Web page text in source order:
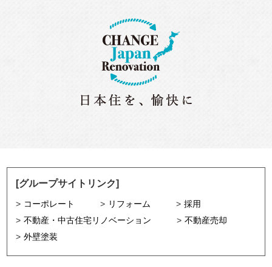
[グループサイトリンク]
コーポレート リフォーム
採用
不動産・中古住宅リノベーション
不動産売却
外壁塗装